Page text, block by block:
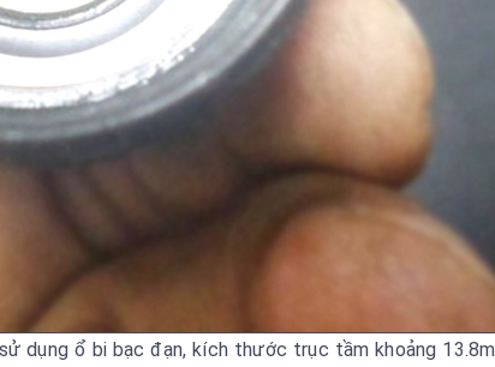
dụng ổ bi bạc đạn, kích thước trục tầm khoảng